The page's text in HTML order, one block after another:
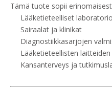
Tämä tuote sopii
Lääketieteelliset
Sairaalat ja klinikat
Diagnostiikkasarjojen
Lääketieteellisten
Kansanterveys ja